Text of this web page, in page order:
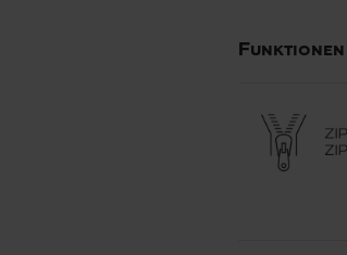
Funktionen